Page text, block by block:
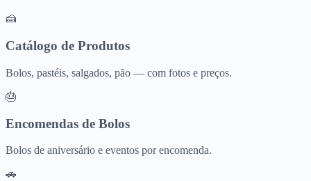
🍰
Catálogo de Produtos
Bolos, pastéis, salgados, pão — com fotos e preços.
🎂
Encomendas de Bolos
Bolos de aniversário e eventos por encomenda.
🚗